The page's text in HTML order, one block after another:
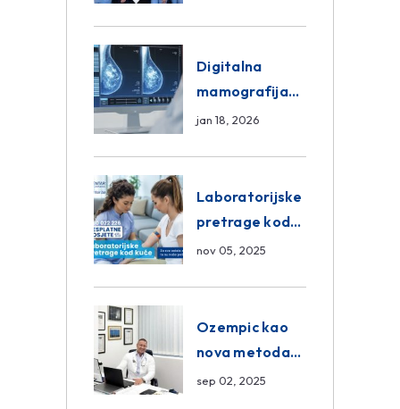
Group
Digitalna
mamografija
Sarajevo –
Centar
Poliklinika
jan 18, 2026
Laboratorijske
pretrage kod
kuće – novo u
Poliklinici
nov 05, 2025
Ozempic kao
nova metoda
mršavljenja: da
sep 02, 2025